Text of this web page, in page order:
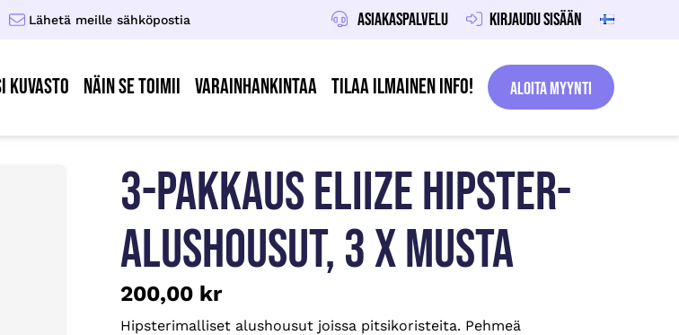
Lähetä meille sähköpostia Asiakaspalvelu Kirjaudu sisään
KUVASTO Näin se toimii Varainhankintaa Tilaa ilmainen info! Aloita Myynti
3-PAKKAUS ELIIZE HIPSTER-
ALUSHOUSUT, 3 X MUSTA
200,00 kr
Hipsterimalliset alushousut joissa pitsikoristeita. Pehmeä